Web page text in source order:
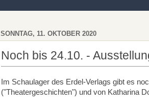
SONNTAG, 11. OKTOBER 2020
Noch bis 24.10. -
Im Schaulager des Erdel-Verlags gibt es
("Theatergeschichten") und von Katharina